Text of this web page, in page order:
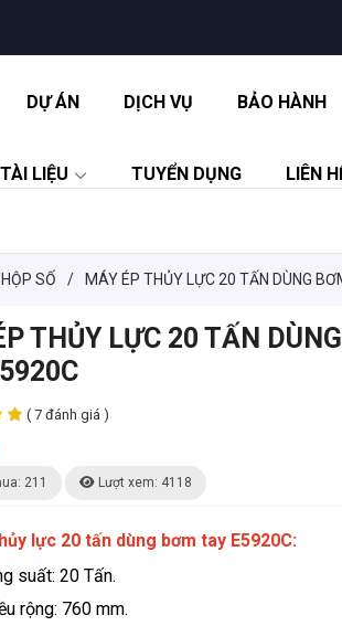
DỰ ÁN DỊCH VỤ BẢO HÀNH
TÀI LIỆU TUYỂN DỤNG LIÊN
SỐ / MÁY ÉP THỦY LỰC 20 TẤN DÙNG
THỦY LỰC 20 TẤN
( 7 đánh giá )
211 Lượt xem: 4118
lực 20 tấn dùng bơm tay E5920C:
20 Tấn.
760 mm.